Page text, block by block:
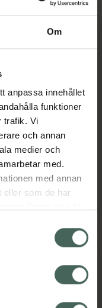
Om
anpassa innehållet
funktioner
trafik. Vi
och annan
medier och
med.
med annan
eller som de har
påverkar inte
innan återkallelsen.
Redness
0,75 %
30 gram
Pris online
189 kr
KöpRozex, 189